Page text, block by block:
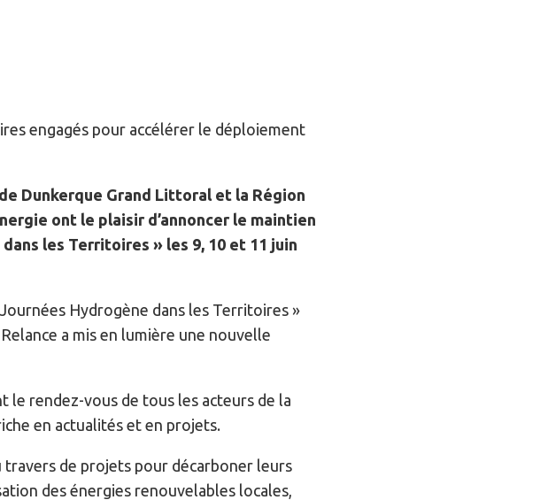
engagés pour accélérer le déploiement
Dunkerque Grand Littoral et la Région
ont le plaisir d’annoncer le maintien
les Territoires » les 9, 10 et 11 juin
Hydrogène dans les Territoires »
a mis en lumière une nouvelle
le rendez-vous de tous les acteurs de la
en actualités et en projets.
travers de projets pour décarboner leurs
des énergies renouvelables locales,